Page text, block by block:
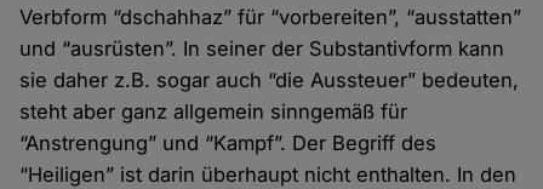
Verbform “dschahhaz” für “vorbereiten”, “ausstatten”
und “ausrüsten”. In seiner der Substantivform kann
sie daher z.B. sogar auch “die Aussteuer” bedeuten,
steht aber ganz allgemein sinngemäß für
“Anstrengung” und “Kampf”. Der Begriff des
“Heiligen” ist darin überhaupt nicht enthalten. In den